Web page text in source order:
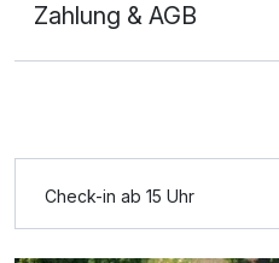
Zahlung & AGB
Check-in ab 15 Uhr